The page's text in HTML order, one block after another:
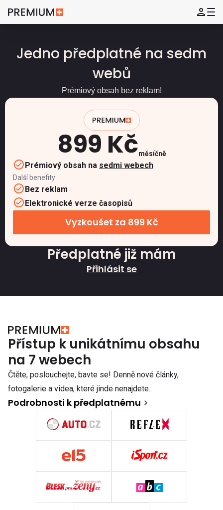
Jedno předplatné na sedm
webů
Prémiový obsah bez reklam!
899 Kčměsíčně
Prémiový obsah na sedmi webech
Další benefity
Bez reklam
Elektronické verze časopisů
Vyzkoušet za 899 Kč
Předplatné již mám
Přihlásit se
Přístup k unikátnímu obsahu
na 7 webech
Čtěte, poslouchejte, bavte se! Denně nové články,
fotogalerie a videa, které jinde nenajdete.
Podrobnosti k předplatnému